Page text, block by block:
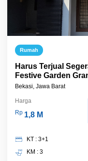
Rumah
Harus Terjual
Festive Garden
Bekasi, Jawa Barat
Harga
Rp 1,8 M
KT : 3+1
KM : 3